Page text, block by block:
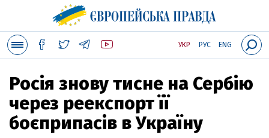
УКР РУС ENG
Росія знову тисне на Сербію
через реекспорт її
боєприпасів в Україну